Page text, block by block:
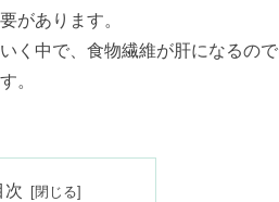
要があります。
中で、食物繊維が肝になるの
。
次